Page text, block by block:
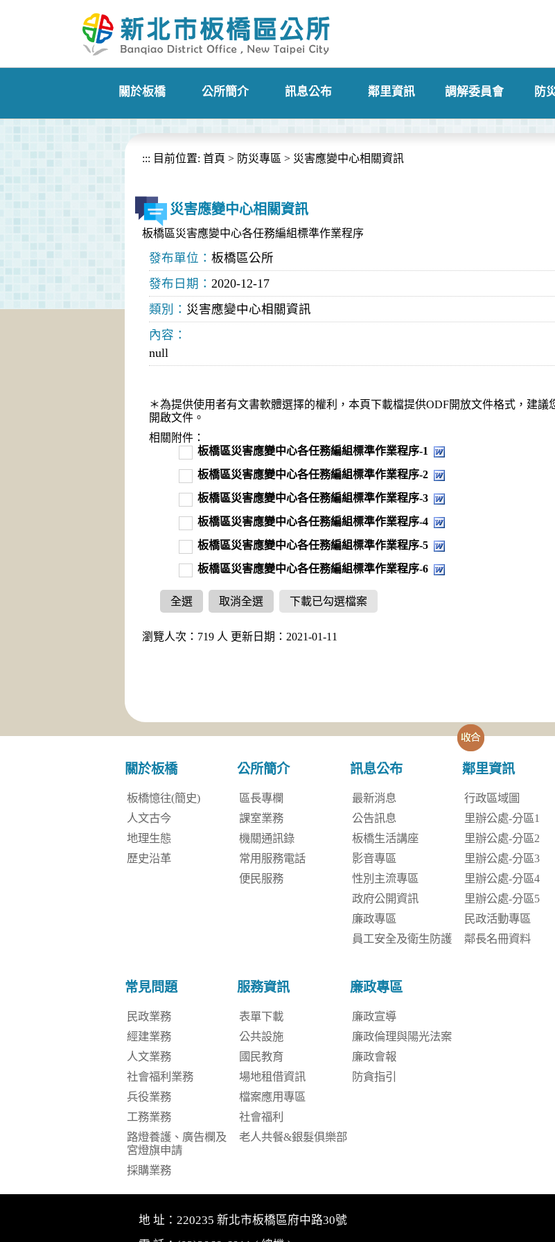
關於板橋
公所簡介
訊息公布
鄰里資訊
調解委員會
防
::: 目前位置: 首頁 > 防災專區 > 災害應變中心相關資訊
災害應變中心相關資訊
板橋區災害應變中心各任務編組標準作業程序
發布單位： 板橋區公所
發布日期： 2020-12-17
類別： 災害應變中心相關資訊
內容：
null
＊為提供使用者有文書軟體選擇的權利，本頁下載檔提供ODF開放文件格式，建議
開啟文件。
相關附件：
板橋區災害應變中心各任務編組標準作業程序-1
板橋區災害應變中心各任務編組標準作業程序-2
板橋區災害應變中心各任務編組標準作業程序-3
板橋區災害應變中心各任務編組標準作業程序-4
板橋區災害應變中心各任務編組標準作業程序-5
板橋區災害應變中心各任務編組標準作業程序-6
全選 取消全選 下載已勾選檔案
瀏覽人次：719 人 更新日期：2021-01-11
關於板橋
板橋憶往(簡史)
人文古今
地理生態
歷史沿革
公所簡介
區長專欄
課室業務
機關通訊錄
常用服務電話
便民服務
訊息公布
最新消息
公告訊息
板橋生活講座
影音專區
性別主流專區
政府公開資訊
廉政專區
員工安全及衛生防護
鄰里資訊
行政區域圖
里辦公處-分區1
里辦公處-分區2
里辦公處-分區3
里辦公處-分區4
里辦公處-分區5
民政活動專區
鄰長名冊資料
常見問題
民政業務
經建業務
人文業務
社會福利業務
兵役業務
工務業務
路燈養護、廣告欄及
宮燈旗申請
採購業務
服務資訊
表單下載
公共設施
國民教育
場地租借資訊
檔案應用專區
社會福利
老人共餐&銀髮俱樂部
廉政專區
廉政宣導
廉政倫理與陽光法案
廉政會報
防貪指引
地 址：220235 新北市板橋區府中路30號